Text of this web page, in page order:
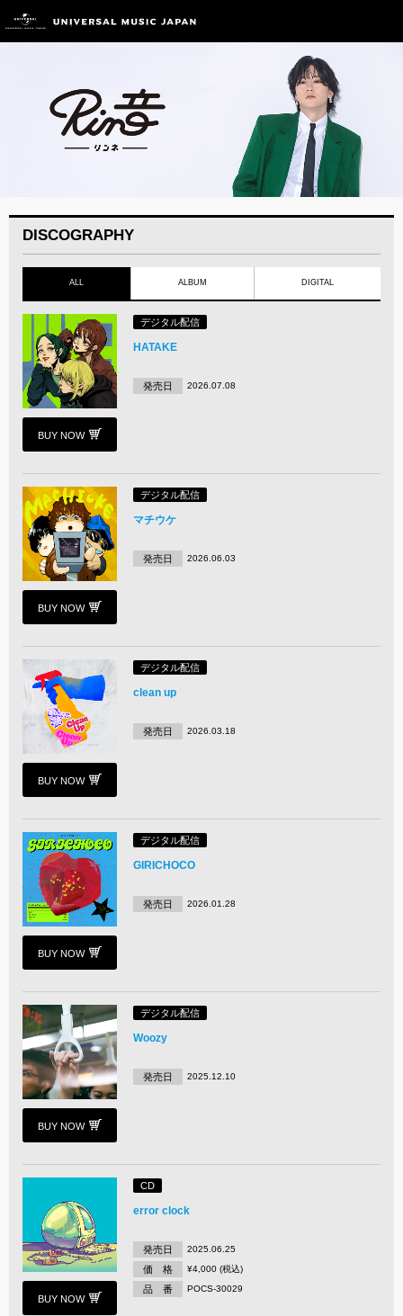
DISCOGRAPHY
ALL ALBUM DIGITAL
BUY NOW
デジタル配信
HATAKE
発売日 2026.07.08
BUY NOW
デジタル配信
マチウケ
発売日 2026.06.03
BUY NOW
デジタル配信
clean up
発売日 2026.03.18
BUY NOW
デジタル配信
GIRICHOCO
発売日 2026.01.28
BUY NOW
デジタル配信
Woozy
発売日 2025.12.10
BUY NOW
CD
error clock
発売日 2025.06.25
価 格 ¥4,000 (税込)
品 番 POCS-30029